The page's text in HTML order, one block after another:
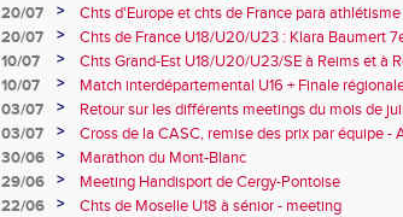
20/07
>
Chts d'Europe et chts de France para
champion d'Europe et multiples médaillés aux
20/07 >
Chts de France U18/U20/U23 : Klara Baumert
10e
10/07 >
Chts Grand-Est U18/U20/U23/SE à Reims et à
10/07
>
Match interdépartemental U16 + Finale
Obernai
03/07 >
Retour sur les différents meetings du mois de
03/07
>
Cross de la CASC, remise des prix par équipe -
collèges
30/06 >
Marathon du Mont-Blanc
29/06
>
Meeting Handisport de Cergy-Pontoise
22/06
>
Chts de Moselle U18 à sénior - meeting